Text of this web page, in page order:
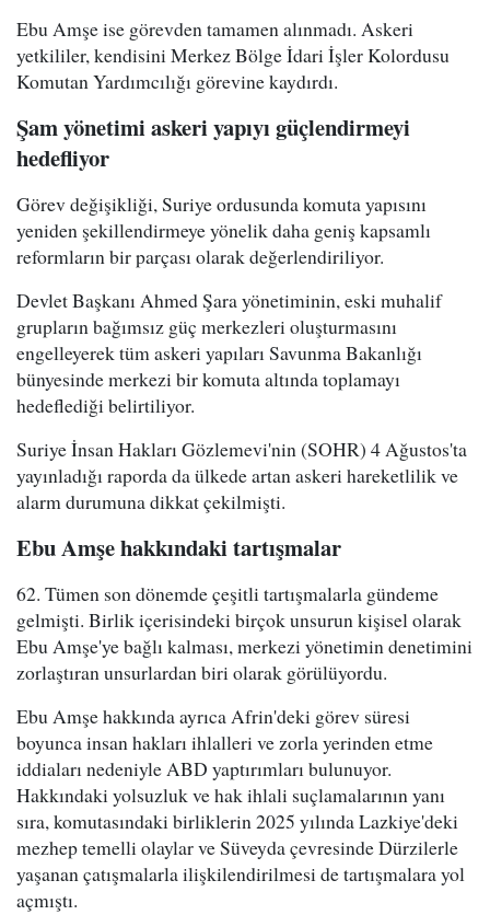
Ebu Amşe ise görevden tamamen alınmadı. Askeri
yetkililer, kendisini Merkez Bölge İdari İşler Kolordusu
Komutan Yardımcılığı görevine kaydırdı.
Şam yönetimi askeri yapıyı güçlendirmeyi
hedefliyor
Görev değişikliği, Suriye ordusunda komuta yapısını
yeniden şekillendirmeye yönelik daha geniş kapsamlı
reformların bir parçası olarak değerlendiriliyor.
Devlet Başkanı Ahmed Şara yönetiminin, eski muhalif
grupların bağımsız güç merkezleri oluşturmasını
engelleyerek tüm askeri yapıları Savunma Bakanlığı
bünyesinde merkezi bir komuta altında toplamayı
hedeflediği belirtiliyor.
Suriye İnsan Hakları Gözlemevi'nin (SOHR) 4 Ağustos'ta
yayınladığı raporda da ülkede artan askeri hareketlilik ve
alarm durumuna dikkat çekilmişti.
Ebu Amşe hakkındaki tartışmalar
62. Tümen son dönemde çeşitli tartışmalarla gündeme
gelmişti. Birlik içerisindeki birçok unsurun kişisel olarak
Ebu Amşe'ye bağlı kalması, merkezi yönetimin denetimini
zorlaştıran unsurlardan biri olarak görülüyordu.
Ebu Amşe hakkında ayrıca Afrin'deki görev süresi
boyunca insan hakları ihlalleri ve zorla yerinden etme
iddiaları nedeniyle ABD yaptırımları bulunuyor.
Hakkındaki yolsuzluk ve hak ihlali suçlamalarının yanı
sıra, komutasındaki birliklerin 2025 yılında Lazkiye'deki
mezhep temelli olaylar ve Süveyda çevresinde Dürzilerle
yaşanan çatışmalarla ilişkilendirilmesi de tartışmalara yol
açmıştı.